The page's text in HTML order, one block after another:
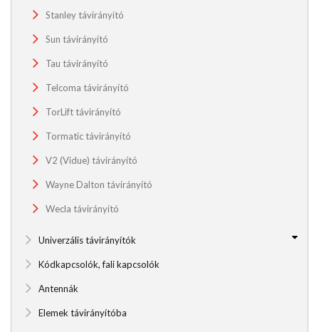
Stanley távirányító
Sun távirányító
Tau távirányító
Telcoma távirányító
TorLift távirányító
Tormatic távirányító
V2 (Vidue) távirányító
Wayne Dalton távirányító
Wecla távirányító
Univerzális távirányítók
Kódkapcsolók, fali kapcsolók
Antennák
Elemek távirányítóba